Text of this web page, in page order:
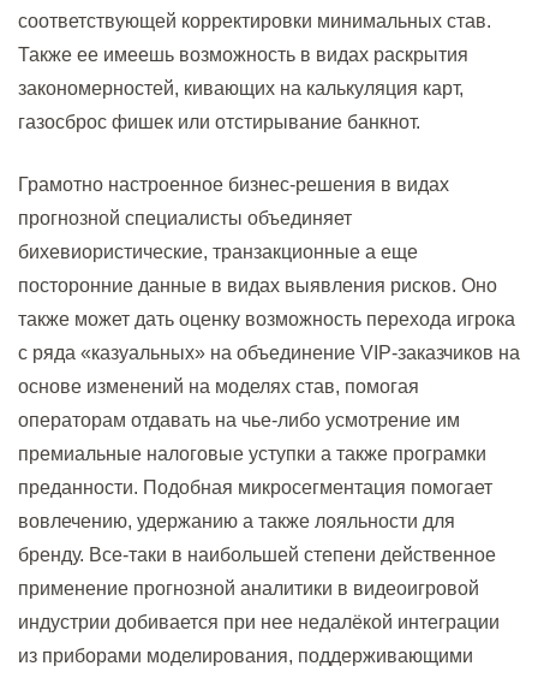
соответствующей корректировки минимальных став.
Также ее имеешь возможность в видах раскрытия
закономерностей, кивающих на калькуляция карт,
газосброс фишек или отстирывание банкнот.
Грамотно настроенное бизнес-решения в видах
прогнозной специалисты объединяет
бихевиористические, транзакционные а еще
посторонние данные в видах выявления рисков. Оно
также может дать оценку возможность перехода игрока
с ряда «казуальных» на объединение VIP-заказчиков на
основе изменений на моделях став, помогая
операторам отдавать на чье-либо усмотрение им
премиальные налоговые уступки а также програмки
преданности. Подобная микросегментация помогает
вовлечению, удержанию а также лояльности для
бренду. Все-таки в наибольшей степени действенное
применение прогнозной аналитики в видеоигровой
индустрии добивается при нее недалёкой интеграции
из приборами моделирования, поддерживающими